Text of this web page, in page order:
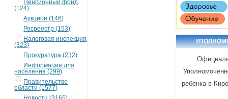
Пенсионный фонд
(124)
Аукцион (146)
Росреестр (153)
Налоговая инспекция
(323)
Прокуратура (232)
Информация для
населения (299)
Правительство
области (1577)
ребенка в